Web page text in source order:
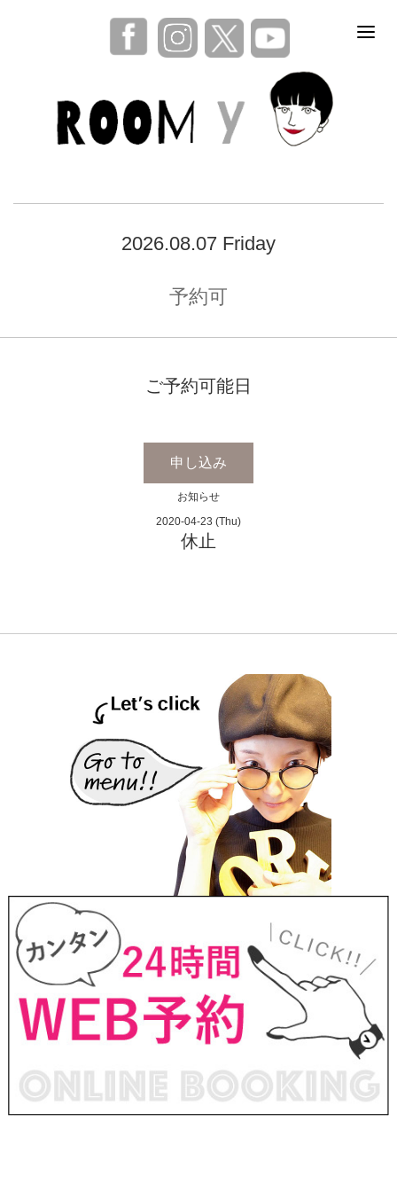
2026.08.07 Friday
予約可
ご予約可能日
申し込み
お知らせ
2020-04-23 (Thu)
休止